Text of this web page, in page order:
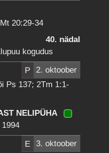
20:29-34
40. nädal
kogudus
P
2. oktoober
Ps 137; 2Tm 1:1-
NELIPÜHA
E
3. oktoober